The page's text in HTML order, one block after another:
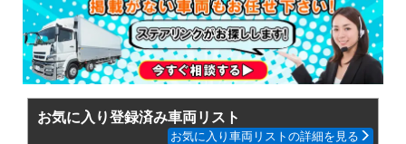
お気に入り登録済み車両リスト
お気に入り車両リストの詳細を見る